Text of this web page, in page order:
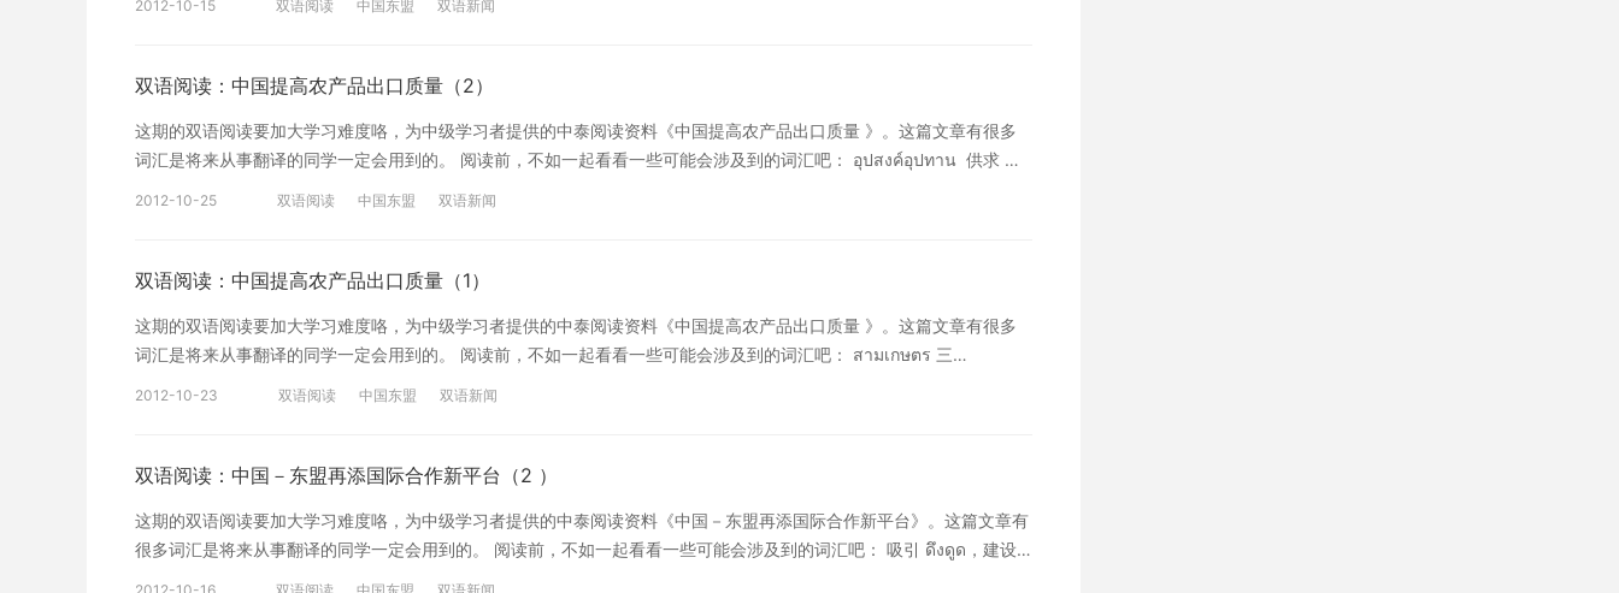
ได้มีหนังสือตอบรับอย่างเป็นทางการอนุมัติให้เขตปกครองตนเองกว่างซีและสำนักข่าวซินหัวร่วมกันสร้างศูนย์จีน-อาเซียนแบบ
การค้า การลงทุน การท่องเที่ยว การศึกษา และวัฒนธรรมของจีนและอาเซียน รวมทั้งข้อมูลสถิติ สถานการณ์ล่าสุด วิธีติดต่อ
เป็นต้น อีกทั้งยังมีลิงค์เว็บไซต์ที่เกี่ยวข้องให้ด้วย[/en] [cn]近日，中国外交部正式批复并委托广西与新华社共同建设中国－
东盟虚拟中心。作为中国－东盟中心惟一的官方网站，将发布中国与东盟双方贸易、投资、旅游、教育、文化方双语阅读
แก่จีนและอาเซียน ซึ่งจะช่วยส่งเสริมการสร้างเขตการค้าเสรีจีน-อาเซียน และเป็นสื่อกลางนำโอกาสทางการค้ามาสู่เขตการ
ตามความเป็นจริงให้มากยิ่งขึ้น[/en] [cn]此举被认为为中国与东盟搭建了一个崭新的国际合作平台，有利于促进中国-东盟
自贸区建设，传导自贸区商机，深化自贸区成果，进一步务实推动中国－东盟多领域合作。[/cn] 文章第二部分请继续关
注下期的“双语阅读”。 点击查看更多此系列文章>>
2012-10-15 双语阅读 中国东盟 双语新闻
双语阅读：中国提高农产品出口质量（2）
这期的双语阅读要加大学习难度咯，为中级学习者提供的中泰阅读资料《中国提高农产品出口质量 》。这篇文章有很多
词汇是将来从事翻译的同学一定会用到的。 阅读前，不如一起看看一些可能会涉及到的词汇吧： อุปสงค์อุปทาน 供求
เปลี่ยนแปลงด้านการตลาดของผลิตภัณฑ์การเกษตรทั้งภายในและภายนอกประเทศอย่างทันท่วงที ดูแลข่าวสารสภาวะราคา
ธัญญาหารให้เหมาะสม ปกป้องความปลอดภัยด้านธัญญาหารของรัฐ[/en] [cn]加强农产品进出口协调和管理，密切关注并及
时分析农产品国内外供求形势和市场变化情况，及时把握国际市场重要农产品价格动态信息。做好粮食进出口调控工作，
维护国家粮食安全。[/cn] [en]เสริมทวีการสนับสนุนด้านสินเชื่อการส่งออกผลิตภัณฑ์การเกษตร เสนอชื่อวิสาหกิจ
การเกษตรให้สมบูรณ์ ยกระดับทักษะด้านการรับมือและป้องกันความเสี่ยงของวิสาหกิจการส่งออก[/en] [cn]加大农产品出口信
品出口政策性信用保险制度，提高出口企业应对和防范风险能力。[/cn] [en]ปรับปรุงกฎหมายกฏระเบียบด้านการดึงดูดทุน
ต่างชาติในภาคการเกษตรให้สมบูรณ์แบบ ชักนำให้ทุนต่างชาติลงทุนในการเกษตรและอุตสาหกรรมการแปรรูปผลิตภัณฑ์
2012-10-25 双语阅读 中国东盟 双语新闻
双语阅读：中国提高农产品出口质量（1）
这期的双语阅读要加大学习难度咯，为中级学习者提供的中泰阅读资料《中国提高农产品出口质量 》。这篇文章有很多
词汇是将来从事翻译的同学一定会用到的。 阅读前，不如一起看看一些可能会涉及到的词汇吧： สามเกษตร 三
บริโภคต่างประเทศที่มีต่อผลิต-ภัณฑ์การเกษตรของจีน เป็นต้น โดยจะกุมโอกาสและจังหวะของการนำเข้าและส่งออก
5ประการดังกล่าวมีรายละเอียดดั้งนี้[/en] [cn]中国商务部日前公布了包括提高出口农产品质量、恢复国外消费者对中国农
产品信心在内的五大措施,表示将把握好农产品进出口时机和节奏,加强农产品进出口调控。详细列出了五大措施。[/cn]
[en]ติดตามสถานการณ์ว่าด้วยความเปลี่ยนแปลงด้านการอุปสงค์อุปทานและการตลาดของผลิตภัณฑ์การเกษตรทั้งในและต่าง
2012-10-23 双语阅读 中国东盟 双语新闻
双语阅读：中国－东盟再添国际合作新平台（2 ）
这期的双语阅读要加大学习难度咯，为中级学习者提供的中泰阅读资料《中国－东盟再添国际合作新平台》。这篇文章有
很多词汇是将来从事翻译的同学一定会用到的。 阅读前，不如一起看看一些可能会涉及到的词汇吧： 吸引 ดึงดูด，建设